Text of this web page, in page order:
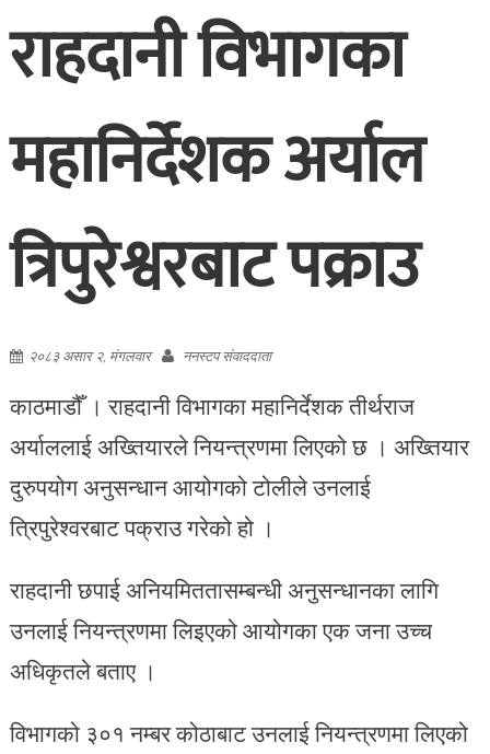
राहदानी विभागका
महानिर्देशक अर्याल
त्रिपुरेश्वरबाट पक्राउ
२०८३ असार २, मंगलवार ननस्टप संवाददाता
काठमाडौँ । राहदानी विभागका महानिर्देशक तीर्थराज
अर्याललाई अख्तियारले नियन्त्रणमा लिएको छ । अख्तियार
दुरुपयोग अनुसन्धान आयोगको टोलीले उनलाई
त्रिपुरेश्वरबाट पक्राउ गरेको हो ।
राहदानी छपाई अनियमिततासम्बन्धी अनुसन्धानका लागि
उनलाई नियन्त्रणमा लिइएको आयोगका एक जना उच्च
अधिकृतले बताए ।
विभागको ३०१ नम्बर कोठाबाट उनलाई नियन्त्रणमा लिएको